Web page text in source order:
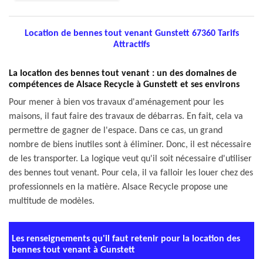
Location de bennes tout venant Gunstett 67360 Tarifs
Attractifs
La location des bennes tout venant : un des domaines de
compétences de Alsace Recycle à Gunstett et ses environs
Pour mener à bien vos travaux d'aménagement pour les
maisons, il faut faire des travaux de débarras. En fait, cela va
permettre de gagner de l'espace. Dans ce cas, un grand
nombre de biens inutiles sont à éliminer. Donc, il est nécessaire
de les transporter. La logique veut qu'il soit nécessaire d'utiliser
des bennes tout venant. Pour cela, il va falloir les louer chez des
professionnels en la matière. Alsace Recycle propose une
multitude de modèles.
Les renseignements qu'il faut retenir pour la location des
bennes tout venant à Gunstett